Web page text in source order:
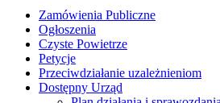
Zamówienia Publiczne
Ogłoszenia
Czyste Powietrze
Petycje
Przeciwdziałanie uzależnieniom
Dostępny Urząd